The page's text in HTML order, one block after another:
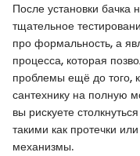
После установки бачка
тщательное
про формальность, а
процесса, которая
проблемы ещё до того,
сантехнику на полную
вы рискуете
такими как протечки
механизмы.